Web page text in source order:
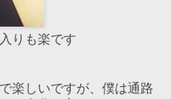
りも楽です
楽しいですが、僕は通路